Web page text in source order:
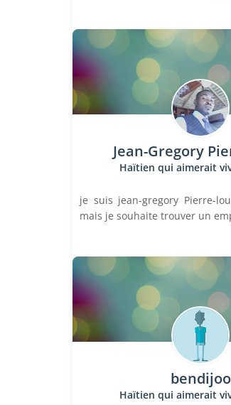
Jean-Gregory
Haïtien qui aimerait
je suis jean-gregory Pierre-
mais je souhaite trouver un
bendijoo
Haïtien qui aimerait